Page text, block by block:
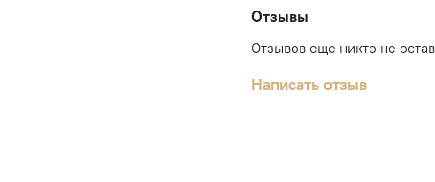
Отзывы
Отзывов еще никто не
Написать отзыв